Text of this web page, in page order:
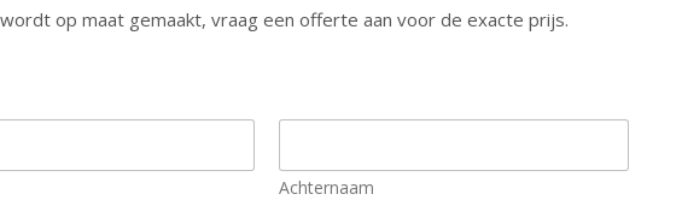
op maat gemaakt, vraag een offerte aan voor de exacte prijs.
Achternaam